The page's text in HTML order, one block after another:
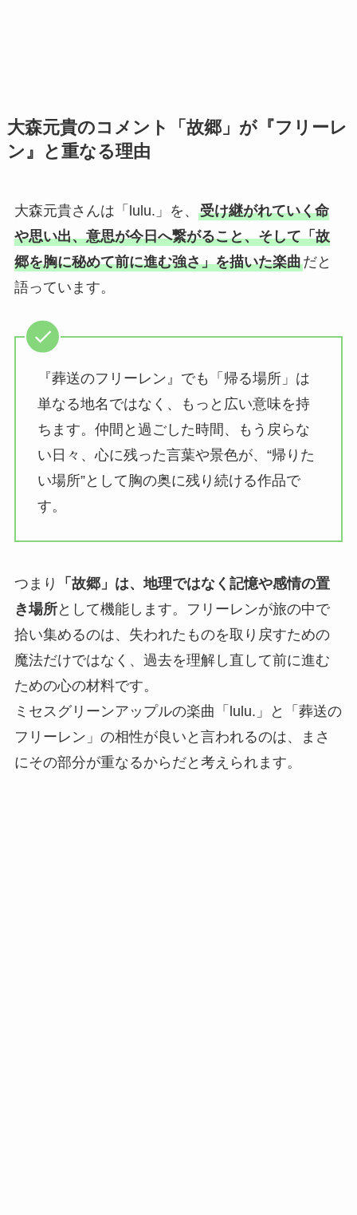
大森元貴のコメント「故郷」が『フリーレ
ン』と重なる理由
大森元貴さんは「lulu.」を、 受け継がれていく命
や思い出、意思が今日へ繋がること、そして「故
郷を胸に秘めて前に進む強さ」を描いた楽曲だと
語っています。
『葬送のフリーレン』でも「帰る場所」は
単なる地名ではなく、もっと広い意味を持
ちます。仲間と過ごした時間、もう戻らな
い日々、心に残った言葉や景色が、“帰りた
い場所”として胸の奥に残り続ける作品で
す。
つまり
「故郷」は、地理ではなく記憶や感情の置
き場所として機能します。フリーレンが旅の中で
拾い集めるのは、失われたものを取り戻すための
魔法だけではなく、過去を理解し直して前に進む
ための心の材料です。
ミセスグリーンアップルの楽曲「lulu.」と「葬送の
フリーレン」の相性が良いと言われるのは、まさ
にその部分が重なるからだと考えられます。